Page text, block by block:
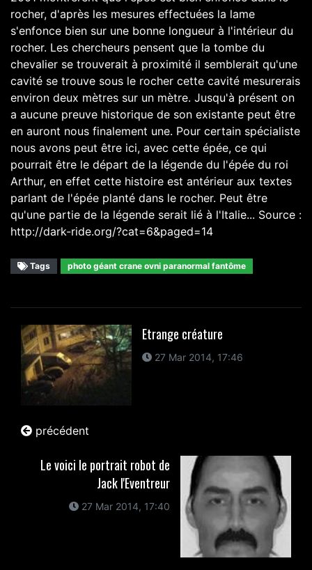
rocher, d'après les mesures effectuées la lame
s'enfonce bien sur une bonne longueur à l'intérieur du
rocher. Les chercheurs pensent que la tombe du
chevalier se trouverait à proximité il semblerait qu'une
cavité se trouve sous le rocher cette cavité mesurerais
environ deux mètres sur un mètre. Jusqu'à présent on
a aucune preuve historique de son existante peut être
en auront nous finalement une. Pour certain spécialiste
nous avons peut être ici, avec cette épée, ce qui
pourrait être le départ de la légende du l'épée du roi
Arthur, en effet cette histoire est antérieur aux textes
parlant de l'épée planté dans le rocher. Peut être
qu'une partie de la légende serait lié à l'Italie... Source :
http://dark-ride.org/?cat=6&paged=14
Tags photo géant crane ovni paranormal fantôme
Etrange créature
27 Mar 2014, 17:46
précédent
Le voici le portrait robot de
Jack l'Eventreur
27 Mar 2014, 17:40